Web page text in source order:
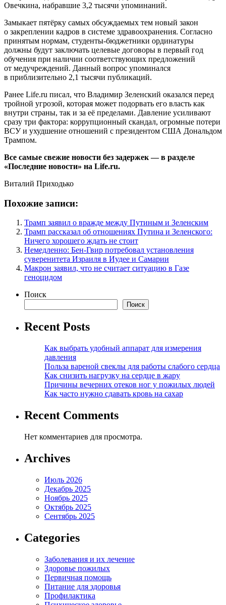
Овечкина, набравшие 3,2 тысячи упоминаний.
Замыкает пятёрку самых обсуждаемых тем новый закон
о закреплении кадров в системе здравоохранения. Согласно
принятым нормам, студенты-бюджетники ординатуры
должны будут заключать целевые договоры в первый год
обучения при наличии соответствующих предложений
от медучреждений. Данный вопрос упоминался
в приблизительно 2,1 тысячи публикаций.
Ранее Life.ru писал, что Владимир Зеленский оказался перед
тройной угрозой, которая может подорвать его власть как
внутри страны, так и за её пределами. Давление усиливают
сразу три фактора: коррупционный скандал, огромные потери
ВСУ и ухудшение отношений с президентом США Дональдом
Трампом.
Все самые свежие новости без задержек — в разделе
«Последние новости» на Life.ru.
Виталий Приходько
Похожие записи:
Трамп заявил о вражде между Путиным и Зеленским
Трамп рассказал об отношениях Путина и Зеленского:
Ничего хорошего ждать не стоит
Немедленно: Бен-Гвир потребовал установления
суверенитета Израиля в Иудее и Самарии
Макрон заявил, что не считает ситуацию в Газе
геноцидом
Поиск
Поиск
Recent Posts
Как выбрать удобный аппарат для измерения
давления
Польза вареной свеклы для работы слабого сердца
Как снизить нагрузку на сердце в жару
Причины вечерних отеков ног у пожилых людей
Как часто нужно сдавать кровь на сахар
Recent Comments
Нет комментариев для просмотра.
Archives
Июль 2026
Декабрь 2025
Ноябрь 2025
Октябрь 2025
Сентябрь 2025
Categories
Заболевания и их лечение
Здоровье пожилых
Первичная помощь
Питание для здоровья
Профилактика